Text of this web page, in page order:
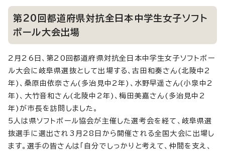
第20回都道府県対抗全日本中学生女子ソフト
ボール大会出場
2月26日、第20回都道府県対抗全日本中学生女子ソフトボー
ル大会に岐阜県選抜として出場する、古田和奏さん(北陵中2
年)、桑原由依奈さん(多治見中2年)、水野早遥さん(小泉中2
年)、大竹音和さん(北陵中2年)、梅田美嘉さん(多治見中2
年)が市長を訪問しました。
5人は県ソフトボール協会が主催した選考会を経て、岐阜県選
抜選手に選出され3月28日から開催される全国大会に出場し
ます。選手の皆さんは「自分でしっかりと考えて、仲間を支え、